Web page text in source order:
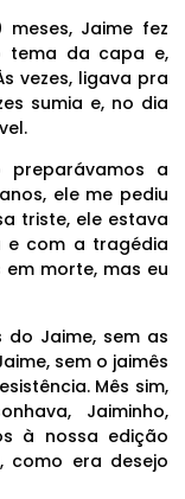
Jaime fez
tema da capa e,
vezes, ligava pra
sumia e, no dia
preparávamos a
ele me pediu
triste, ele estava
e com a tragédia
morte, mas eu
do Jaime, sem as
sem o jaimês
Mês sim,
Jaiminho,
à nossa edição
como era desejo